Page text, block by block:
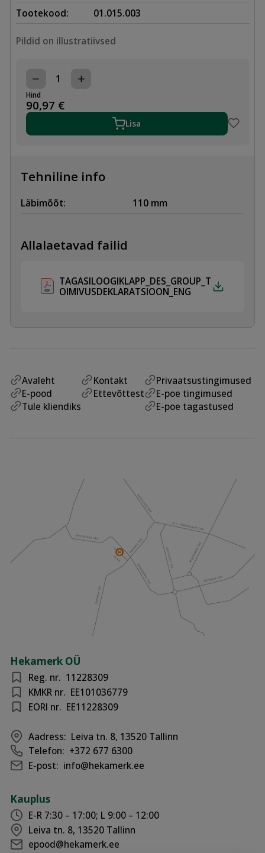
Tootekood:
01.015.003
Pildid on illustratiivsed
KANALISATSIOONI
TAGASILÖÖGIKLAPP
110mm
kogus
Hind
90,97 €
Lisa
Tehniline info
Läbimõõt: 110 mm
Allalaetavad failid
TAGASILOOGIKLAPP_DES_GROUP_T
OIMIVUSDEKLARATSIOON_ENG
Avaleht
E-pood
Tule kliendiks
Kontakt
Ettevõttest
Privaatsustingimused
E-poe tingimused
E-poe tagastused
Hekamerk OÜ
Reg. nr. 11228309
KMKR nr. EE101036779
EORI nr. EE11228309
Aadress: Leiva tn. 8, 13520 Tallinn
Telefon: +372 677 6300
E-post: info@hekamerk.ee
Kauplus
E-R 7:30 – 17:00; L 9:00 – 12:00
Leiva tn. 8, 13520 Tallinn
epood@hekamerk.ee